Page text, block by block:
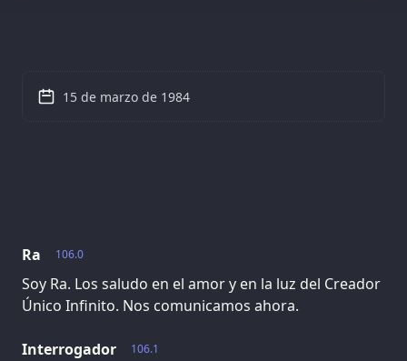
106.0
Ra
Soy Ra. Los saludo en el amor y en la luz del Creador
Único Infinito. Nos comunicamos ahora.
106.1
Interrogador
15 de marzo de 1984